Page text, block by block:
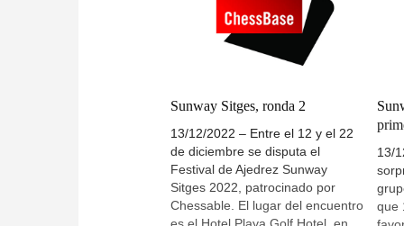
ronda, por Carlos Colodro. | En la
foto: Stuart Conquest
inaugurando la cuarta ronda. |
Sunway Chess Open en
(en
esta
Sunway Sitges, ronda 2
13/12/2022 – Entre el 12 y el 22
de diciembre se disputa el
Festival de Ajedrez Sunway
Sitges 2022, patrocinado por
Chessable. El lugar del encuentro
13/
que